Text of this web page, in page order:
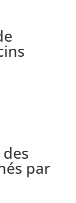
par